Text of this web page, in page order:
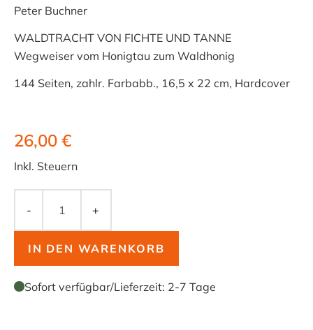
Peter Buchner
WALDTRACHT VON FICHTE UND TANNE
Wegweiser vom Honigtau zum Waldhonig
144 Seiten, zahlr. Farbabb., 16,5 x 22 cm, Hardcover
26,00 €
Inkl. Steuern
- +
IN DEN WARENKORB
Sofort verfügbar/Lieferzeit: 2-7 Tage